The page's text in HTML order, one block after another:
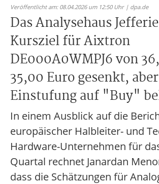
Veröffentlicht am: 08.04.2026 um 12:50 Uhr | dpa.de
Das Analysehaus
Kursziel für Aixtron
DE000A0WMPJ6 von
35,00 Euro gesenkt,
Einstufung auf "Buy"
In einem Ausblick auf die
europäischer Halbleiter- und
Hardware-Unternehmen für
Quartal rechnet Janardan
dass die Schätzungen für